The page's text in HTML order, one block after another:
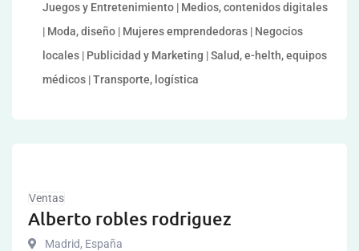
Juegos y Entretenimiento | Medios, contenidos digitales
| Moda, diseño | Mujeres emprendedoras | Negocios
locales | Publicidad y Marketing | Salud, e-helth, equipos
médicos | Transporte, logística
Ventas
Alberto robles rodriguez
Madrid, España